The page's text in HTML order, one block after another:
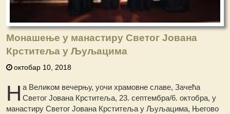
Монашење у манастиру Светог Јована
Крститеља у Љуљацима
октобар 10, 2018
Н а Великом вечерњу, уочи храмовне славе, Зачећа
Светог Јована Крститеља, 23. септембра/6. октобра, у
манастиру Светог Јована Крститеља у Љуљацима, Његово